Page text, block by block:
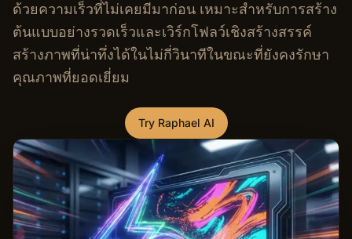
ด้วยความเร็วที่ไม่เคยมีมาก่อน เหมาะสำหรับการสร้าง
ต้นแบบอย่างรวดเร็วและเวิร์กโฟลว์เชิงสร้างสรรค์
สร้างภาพที่น่าทึ่งได้ในไม่กี่วินาทีในขณะที่ยังคงรักษา
คุณภาพที่ยอดเยี่ยม
Try Raphael AI